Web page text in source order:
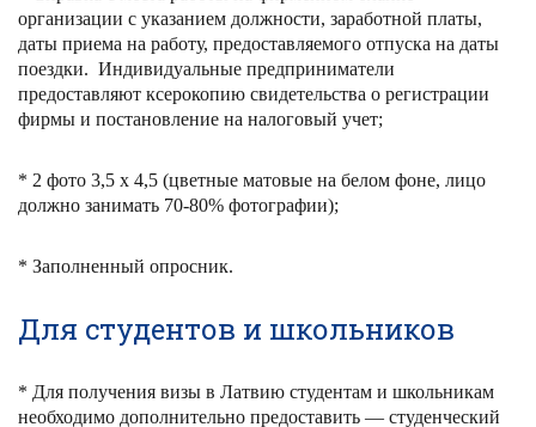
организации с указанием должности, заработной платы,
даты приема на работу, предоставляемого отпуска на даты
поездки. Индивидуальные предприниматели
предоставляют ксерокопию свидетельства о регистрации
фирмы и постановление на налоговый учет;
* 2 фото 3,5 х 4,5 (цветные матовые на белом фоне, лицо
должно занимать 70-80% фотографии);
* Заполненный опросник.
Для студентов и школьников
* Для получения визы в Латвию студентам и школьникам
необходимо дополнительно предоставить — студенческий